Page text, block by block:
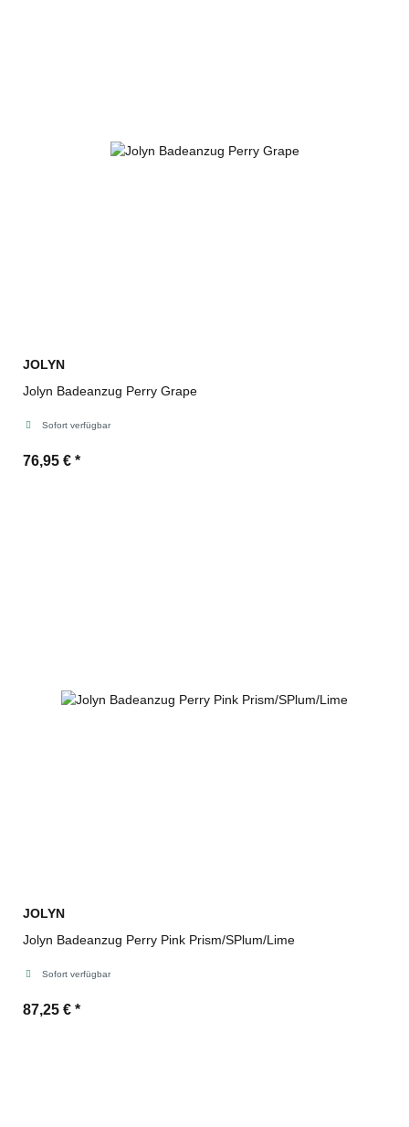
JOLYN
Jolyn Badeanzug Perry Grape
Sofort verfügbar
76,95 € *
JOLYN
Jolyn Badeanzug Perry Pink Prism/SPlum/Lime
Sofort verfügbar
87,25 € *